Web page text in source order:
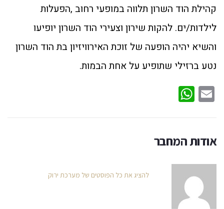
קהילת הוד השרון תלווה במופעי רחוב ,הפעלות
לילדות/ים. להקות שירון וצעירי הוד השרון יופיעו
והשיא יהיה הופעה של זוכת האירוויזיון בת הוד השרון
נטע ברזילי שתופיע על אחת הבמות.
Email
אודות המחבר
להציג את כל הפוסטים של מערכת ירוק